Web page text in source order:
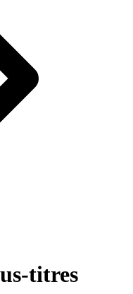
titres